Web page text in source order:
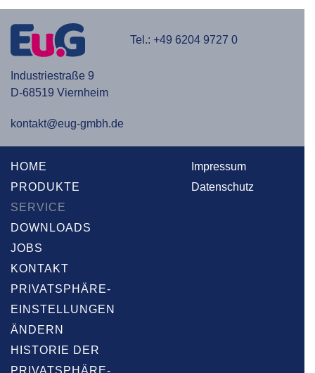
Tel.: +49 6204 9727 0
Industriestraße 9
D-68519 Viernheim
kontakt@eug-gmbh.de
HOME
PRODUKTE
SERVICE
DOWNLOADS
JOBS
KONTAKT
PRIVATSPHÄRE-
EINSTELLUNGEN
ÄNDERN
HISTORIE DER
Impressum
Datenschutz